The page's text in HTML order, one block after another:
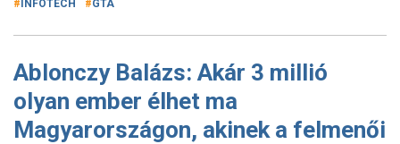
INFOTECH GTA
Ablonczy Balázs: Akár 3 millió
olyan ember élhet ma
Magyarországon, akinek a felmenői